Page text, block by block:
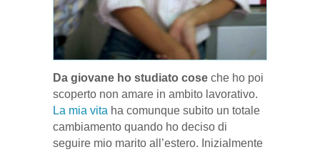
Da giovane ho studiato cose che ho poi
scoperto non amare in ambito lavorativo.
La mia vita ha comunque subito un totale
cambiamento quando ho deciso di
seguire mio marito all’estero. Inizialmente